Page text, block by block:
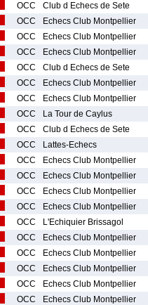
OCC Club d Echecs de Sete
OCC Echecs Club Montpellier
OCC Echecs Club Montpellier
OCC Echecs Club Montpellier
OCC Club d Echecs de Sete
OCC Echecs Club Montpellier
OCC Echecs Club Montpellier
OCC La Tour de Caylus
OCC Club d Echecs de Sete
OCC Lattes-Echecs
OCC Echecs Club Montpellier
OCC Echecs Club Montpellier
OCC Echecs Club Montpellier
OCC Echecs Club Montpellier
OCC L'Echiquier Brissagol
OCC Echecs Club Montpellier
OCC Echecs Club Montpellier
OCC Echecs Club Montpellier
OCC Echecs Club Montpellier
OCC Echecs Club Montpellier